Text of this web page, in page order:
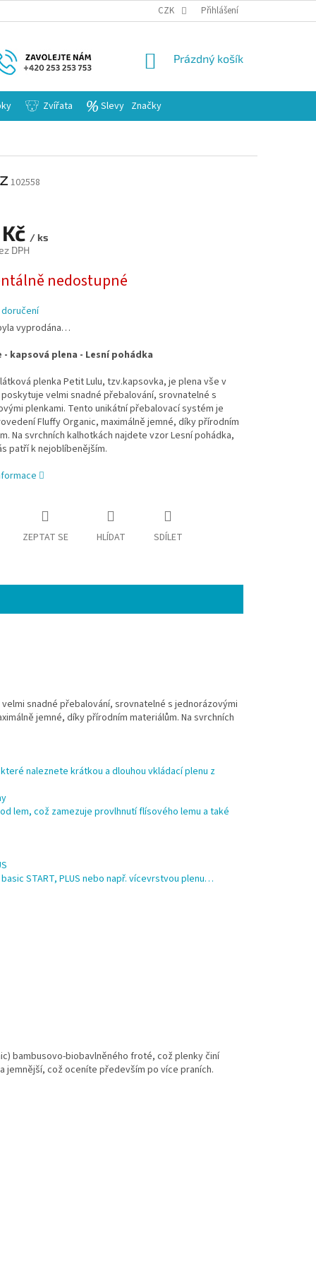
CZK Přihlášení
NÁKUPNÍ
Prázdný košík
Zvířata Slevy Značky
102558
/ ks
DPH
nedostupné
vyprodána…
- kapsová plena - Lesní pohádka
plenka Petit Lulu, tzv.kapsovka, je plena vše v
velmi snadné přebalování, srovnatelné s
plenkami. Tento unikátní přebalovací systém je
Fluffy Organic, maximálně jemné, díky přírodním
Na svrchních kalhotkách najdete vzor Lesní pohádka,
patří k nejoblíbenějším.
ZEPTAT SE HLÍDAT SDÍLET
snadné přebalování, srovnatelné s jednorázovými
jemné, díky přírodním materiálům. Na svrchních
naleznete krátkou a dlouhou vkládací plenu z
lem, což zamezuje provlhnutí flísového lemu a také
START, PLUS nebo např. vícevrstvou plenu…
bambusovo-biobavlněného froté, což plenky činí
jemnější, což oceníte především po více praních.